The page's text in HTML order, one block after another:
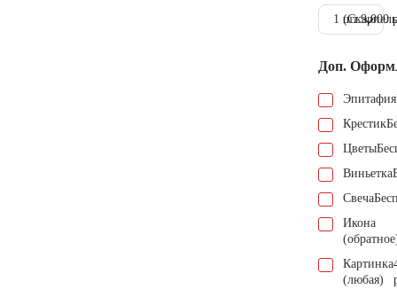
1 шт.9.000
Доп.
Эпитафия
Крестик
Цветы
Виньетка
Свеча
Икона
Картинка
(любая)